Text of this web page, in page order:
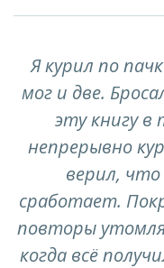
Я курил по
мог и две.
эту книгу в
непрерывно
верил,
сработает.
повторы
когда всё